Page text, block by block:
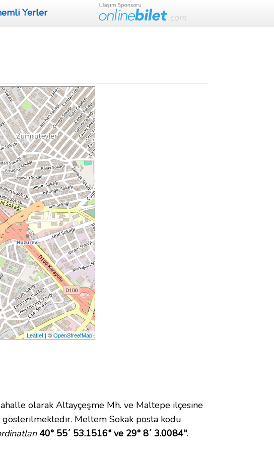
Yerler
Leaflet| ©OpenStreetMap
olarak Altayçeşme Mh. ve Maltepe ilçesine
Meltem Sokak posta kodu
40° 55´ 53.1516" ve 29° 8´ 3.0084".